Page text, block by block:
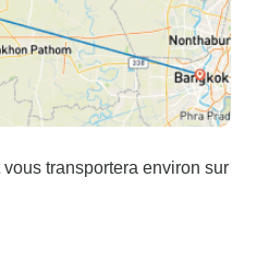
transportera environ sur